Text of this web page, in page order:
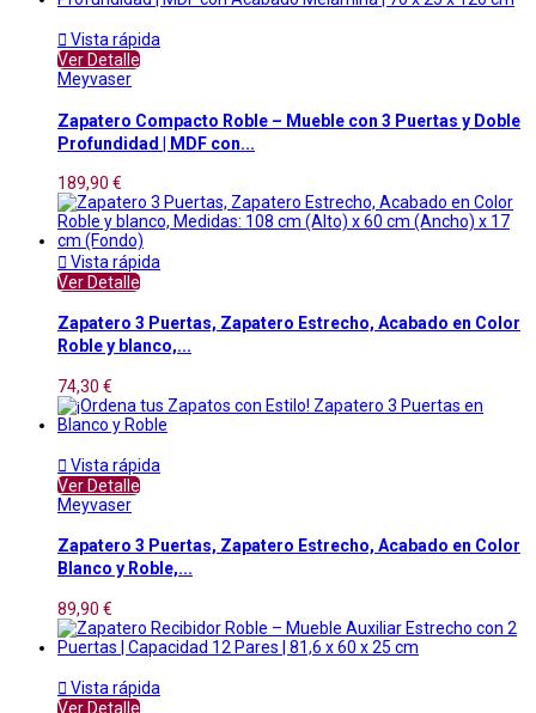
 Vista rápida
Ver Detalle
Meyvaser
Zapatero Compacto Roble – Mueble con 3 Puertas y Doble
Profundidad | MDF con...
189,90 €
 Vista rápida
Ver Detalle
Zapatero 3 Puertas, Zapatero Estrecho, Acabado en Color
Roble y blanco,...
74,30 €
 Vista rápida
Ver Detalle
Meyvaser
Zapatero 3 Puertas, Zapatero Estrecho, Acabado en Color
Blanco y Roble,...
89,90 €
 Vista rápida
Ver Detalle